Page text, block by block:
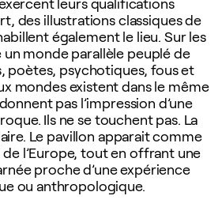
des illustrations classiques de
également le lieu. Sur les
monde parallèle peuplé de
poètes, psychotiques, fous et
mondes existent dans le même
pas l’impression d’une
Ils ne se touchent pas. La
Le pavillon apparait comme
l’Europe, tout en offrant une
proche d’une expérience
ou anthropologique.